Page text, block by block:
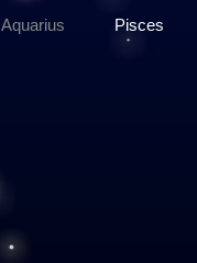
Aquarius Pisces